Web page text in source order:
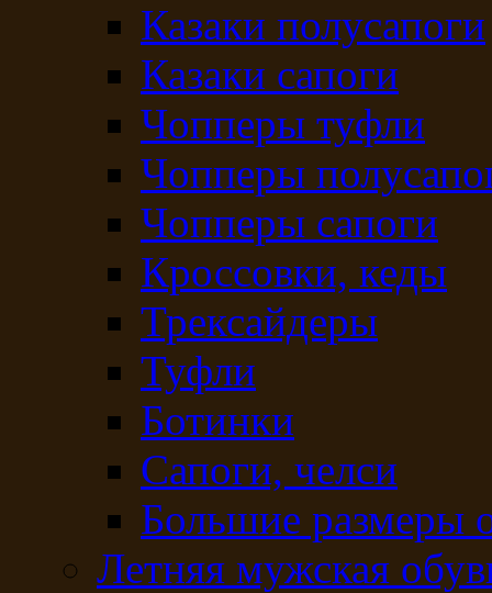
Казаки полусапоги
Казаки сапоги
Чопперы туфли
Чопперы
Чопперы сапоги
Кроссовки, кеды
Трексайдеры
Туфли
Ботинки
Сапоги, челси
Большие размеры
Летняя мужская